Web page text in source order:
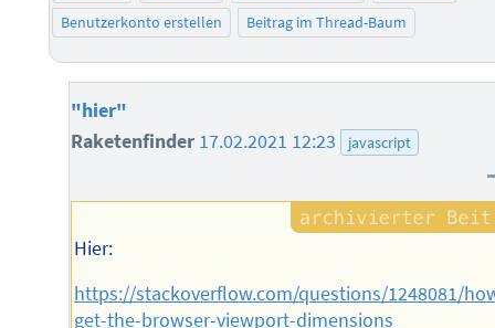
Benutzerkonto erstellen
Beitrag im Thread-Baum
"hier"
Raketenfinder 17.02.2021 12:23 javascript
Hier:
https://stackoverflow.com/questions/1248081/
get-the-browser-viewport-dimensions